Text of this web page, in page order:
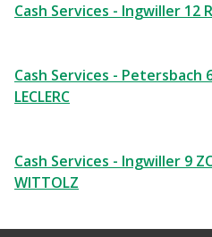
Cash Services - Ingwiller 12
Cash Services - Petersbach
LECLERC
Cash Services - Ingwiller 9
WITTOLZ